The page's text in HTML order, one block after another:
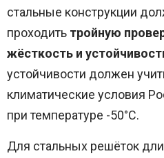
стальные конструкции
проходить тройную
жёсткость и
устойчивости должен
климатические условия
при температуре -50°C.
Для стальных решёток